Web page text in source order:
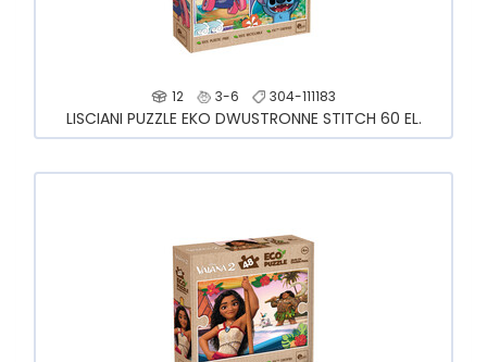
12 3-6 304-111183
LISCIANI PUZZLE EKO DWUSTRONNE STITCH 60 EL.